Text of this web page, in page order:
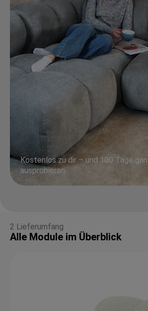
Kostenlos zu dir – und 100 Tage
ausprobieren.
2 Lieferumfang
Alle Module im Überblick